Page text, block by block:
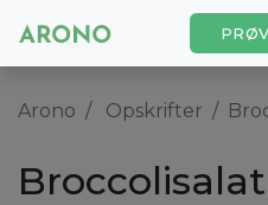
Arono Opskrifter
Broccolisalat